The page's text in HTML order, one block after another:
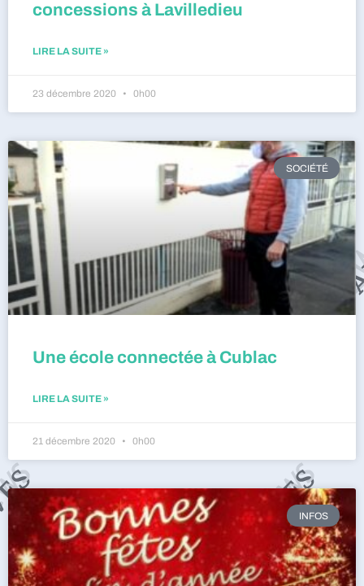
concessions à Lavilledieu
LIRE LA SUITE »
23 décembre 2020 0h00
SOCIÉTÉ
Une école connectée à Cublac
LIRE LA SUITE »
21 décembre 2020 0h00
INFOS